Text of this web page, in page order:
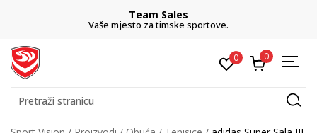
Team Sales
Vaše mjesto za timske sportove.
0 0
Pretraži stranicu